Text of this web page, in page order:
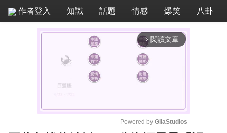
作者登入 知識 話題 情感 爆笑 八卦
arrow_forward_ios 閱讀文章
Powered by GliaStudios